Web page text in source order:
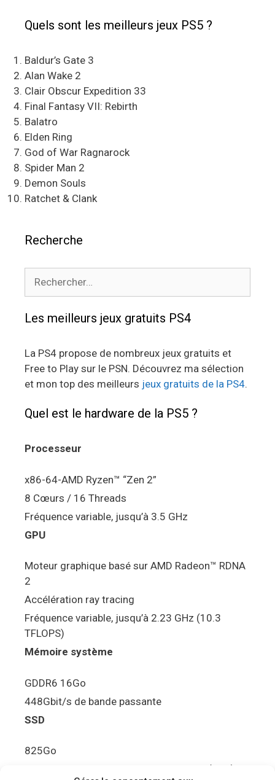
Quels sont les meilleurs jeux PS5 ?
Baldur’s Gate 3
Alan Wake 2
Clair Obscur Expedition 33
Final Fantasy VII: Rebirth
Balatro
Elden Ring
God of War Ragnarock
Spider Man 2
Demon Souls
Ratchet & Clank
Recherche
Les meilleurs jeux gratuits PS4
La PS4 propose de nombreux jeux gratuits et
Free to Play sur le PSN. Découvrez ma sélection
et mon top des meilleurs jeux gratuits de la PS4.
Quel est le hardware de la PS5 ?
Processeur
x86-64-AMD Ryzen™ “Zen 2”
8 Cœurs / 16 Threads
Fréquence variable, jusqu’à 3.5 GHz
GPU
Moteur graphique basé sur AMD Radeon™ RDNA
2
Accélération ray tracing
Fréquence variable, jusqu’à 2.23 GHz (10.3
TFLOPS)
Mémoire système
GDDR6 16Go
448Gbit/s de bande passante
SSD
825Go
5.5Gbit/s de bande passante en lecture (Brut)